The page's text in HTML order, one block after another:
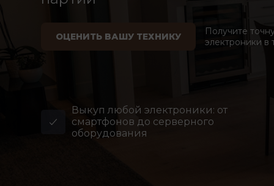
ОЦЕНИТЬ ВАШУ ТЕХНИКУ
Получите
электроники в
Выкуп любой электроники: от
смартфонов до серверного
оборудования